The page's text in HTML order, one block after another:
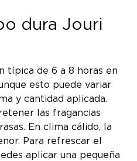
dura Jouri
típica de 6 a 8 horas en
esto puede variar
y cantidad aplicada.
las fragancias
En clima cálido, la
Para refrescar el
aplicar una pequeña